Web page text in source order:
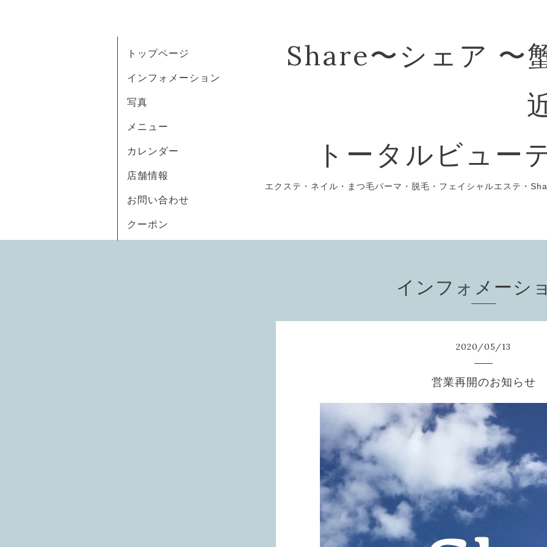
Share〜シェア 〜
トータルビュー
エクステ・ネイル・まつ毛パーマ・脱毛・フェイシャルエステ・
トップページ
インフォメーション
写真
メニュー
カレンダー
店舗情報
お問い合わせ
クーポン
インフォメーシ
2020/05/13
営業再開のお知らせ